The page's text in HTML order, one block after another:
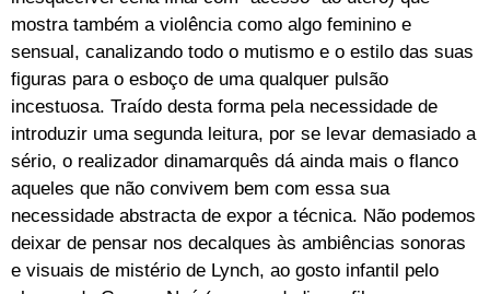
mostra também a violência como algo feminino e
sensual, canalizando todo o mutismo e o estilo das suas
figuras para o esboço de uma qualquer pulsão
incestuosa. Traído desta forma pela necessidade de
introduzir uma segunda leitura, por se levar demasiado a
sério, o realizador dinamarquês dá ainda mais o flanco
aqueles que não convivem bem com essa sua
necessidade abstracta de expor a técnica. Não podemos
deixar de pensar nos decalques às ambiências sonoras
e visuais de mistério de Lynch, ao gosto infantil pelo